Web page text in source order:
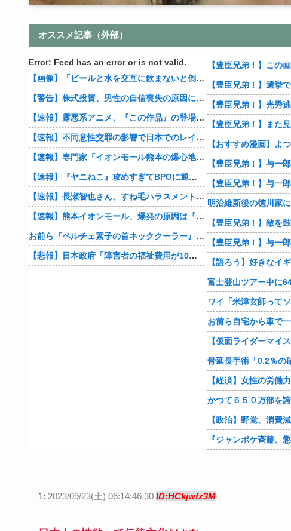
オススメ記事（外部）
Error: Feed has an error or is not valid.
【画像】「ビールと水を交互に飲まないと倒れるグラス」発売
【警告】株式投資、男性の自信喪失の原因に… 6割超が「人生の敗者」自認
【速報】露悪系アニメ、『この作品』の登場で最盛期を迎えてしまう…
【速報】不同意性交罪の影響で日本でのレイプ認知件数爆増
【速報】専門家「イオンモール熊本の爆心地に”こんなもの”があったんだけど…」
【速報】『ヤニねこ』攻めすぎてBPOに通報される
【速報】長瀬智也さん、すね毛ハラスメントを謝罪「不快な思いをさせて申し訳ありませんでした」
【速報】熊本イオンモール、爆発の原因は『これ』の可能性
お前ら『ペルチェ素子の首ネッククーラー』使ったことあるか？
【悲報】日本政府「障害者の福祉費用が10年で2倍になったので抑制します」
【豊臣兄弟！】また
明治維新後の徳川家
【語ろう】好きなイ
1: 2023/09/23(土) 06:14:46.30 ID:HCkjwfz3M